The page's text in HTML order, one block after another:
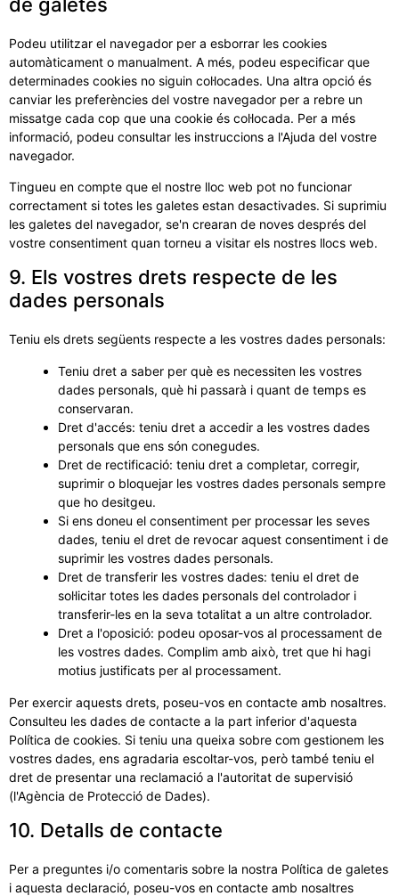
Podeu utilitzar el navegador per a esborrar les cookies
automàticament o manualment. A més, podeu especificar que
determinades cookies no siguin col·locades. Una altra opció és
canviar les preferències del vostre navegador per a rebre un
missatge cada cop que una cookie és col·locada. Per a més
informació, podeu consultar les instruccions a l'Ajuda del vostre
navegador.
Tingueu en compte que el nostre lloc web pot no funcionar
correctament si totes les galetes estan desactivades. Si suprimiu
les galetes del navegador, se'n crearan de noves després del
vostre consentiment quan torneu a visitar els nostres llocs web.
9. Els vostres drets respecte de les
dades personals
Teniu els drets següents respecte a les vostres dades personals:
Teniu dret a saber per què es necessiten les vostres
dades personals, què hi passarà i quant de temps es
conservaran.
Dret d'accés: teniu dret a accedir a les vostres dades
personals que ens són conegudes.
Dret de rectificació: teniu dret a completar, corregir,
suprimir o bloquejar les vostres dades personals sempre
que ho desitgeu.
Si ens doneu el consentiment per processar les seves
dades, teniu el dret de revocar aquest consentiment i de
suprimir les vostres dades personals.
Dret de transferir les vostres dades: teniu el dret de
sol·licitar totes les dades personals del controlador i
transferir-les en la seva totalitat a un altre controlador.
Dret a l'oposició: podeu oposar-vos al processament de
les vostres dades. Complim amb això, tret que hi hagi
motius justificats per al processament.
Per exercir aquests drets, poseu-vos en contacte amb nosaltres.
Consulteu les dades de contacte a la part inferior d'aquesta
Política de cookies. Si teniu una queixa sobre com gestionem les
vostres dades, ens agradaria escoltar-vos, però també teniu el
dret de presentar una reclamació a l'autoritat de supervisió
(l'Agència de Protecció de Dades).
10. Detalls de contacte
Per a preguntes i/o comentaris sobre la nostra Política de galetes
i aquesta declaració, poseu-vos en contacte amb nosaltres